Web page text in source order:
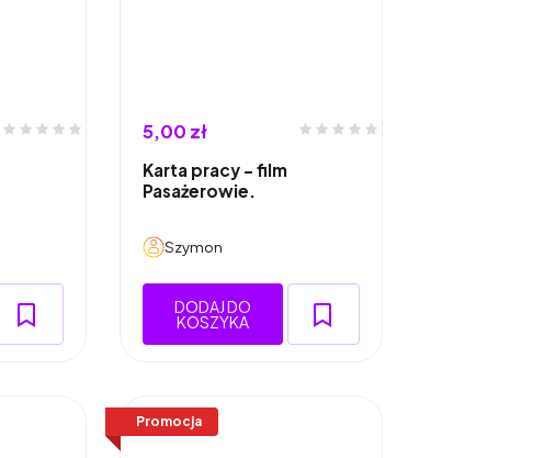
5,00 zł
Karta pracy - film
Pasażerowie.
Szymon
DODAJ DO
KOSZYKA
Promocja